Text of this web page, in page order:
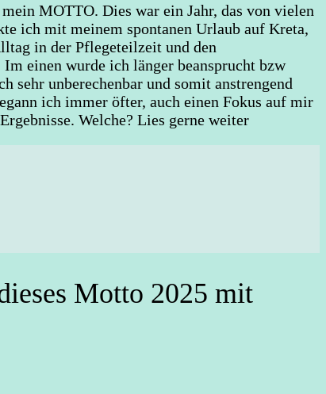
MOTTO. Dies war ein Jahr, das von vielen
ich mit meinem spontanen Urlaub auf Kreta,
in der Pflegeteilzeit und den
einen wurde ich länger beansprucht bzw
sehr unberechenbar und somit anstrengend
ich immer öfter, auch einen Fokus auf mir
Welche? Lies gerne weiter
Motto 2025 mit